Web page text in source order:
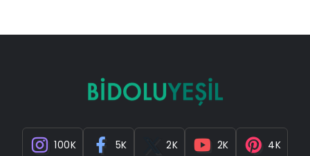
100K 5K 2K 2K 4K